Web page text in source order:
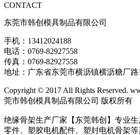
CONTACT
东莞市韩创模具制品有限公司
手机：13412024188
电话：0769-82927558
传真：0769-82927558
地址：广东省东莞市横沥镇横沥糖厂路
Copyright © 2017 All Rights Reserved.
莞市韩创模具制品有限公司 版权所有
绝缘骨架生产厂家【东莞韩创】专业
零件、塑胶电机配件、塑封电机骨架等